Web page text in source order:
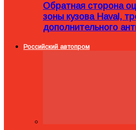
Обратная сторона
зоны кузова Haval,
дополнительного
Российский автопром